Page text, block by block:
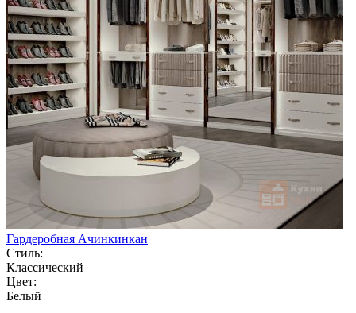
Гардеробная Ачинкинкан
Стиль:
Классический
Цвет:
Белый